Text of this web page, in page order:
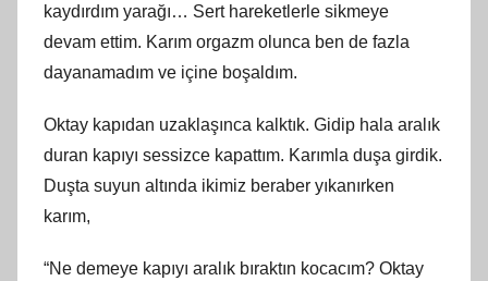
kaydırdım yarağı… Sert hareketlerle sikmeye
devam ettim. Karım orgazm olunca ben de fazla
dayanamadım ve içine boşaldım.
Oktay kapıdan uzaklaşınca kalktık. Gidip hala aralık
duran kapıyı sessizce kapattım. Karımla duşa girdik.
Duşta suyun altında ikimiz beraber yıkanırken
karım,
“Ne demeye kapıyı aralık bıraktın kocacım? Oktay